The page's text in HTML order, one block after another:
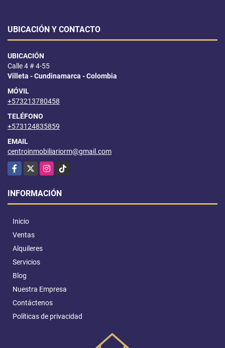
UBICACIÓN Y CONTACTO
UBICACIÓN
Calle 4 # 4-55
Villeta - Cundinamarca - Colombia
MÓVIL
+573213780458
TELÉFONO
+573124835859
EMAIL
centroinmobiliariorm@gmail.com
Facebook
X Instagram
TikTok
INFORMACIÓN
Inicio
Ventas
Alquileres
Servicios
Blog
Nuestra Empresa
Contáctenos
Políticas de privacidad